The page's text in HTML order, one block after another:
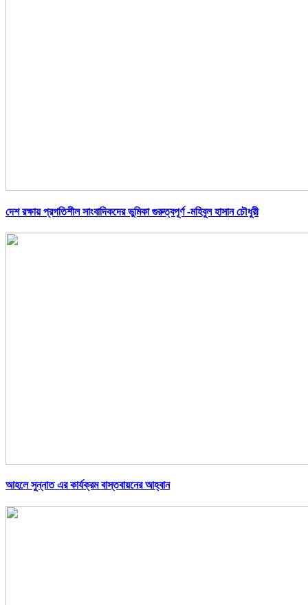
দেশ রক্ষায় প্রগতিশীল সাংবাদিকদের ভুমিকা গুরুত্বপূর্ণ -মহিবুল হাসান চৌধুরী
আহলে সুন্নাত এর কার্যক্রম বাস্তবায়নের আহ্বান